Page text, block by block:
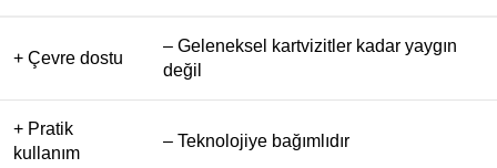
+ Çevre dostu
– Geleneksel kartvizitler kadar yaygın
değil
+ Pratik
kullanım
– Teknolojiye bağımlıdır